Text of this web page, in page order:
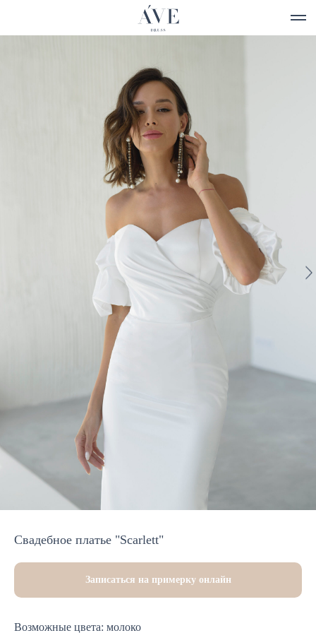
Свадебное платье "Scarlett"
Записаться на примерку онлайн
Возможные цвета: молоко